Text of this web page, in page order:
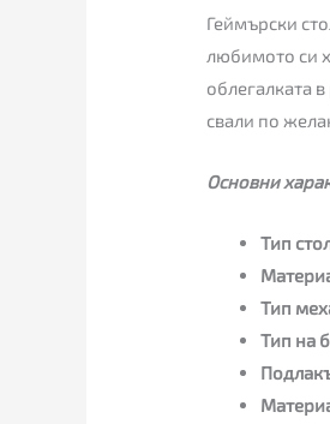
Геймърски
любимото си
облегалката
свали по
Основни
Тип
Тип
Тип на